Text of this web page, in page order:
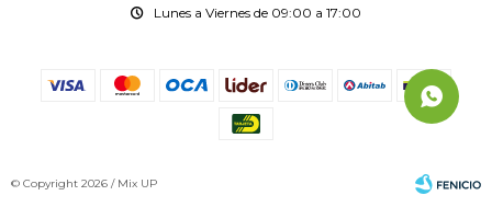
Lunes a Viernes de 09:00 a 17:00
© Copyright 2026 / Mix UP